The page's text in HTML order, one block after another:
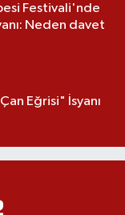
Festivali'nde
Neden davet
Eğrisi" İsyanı